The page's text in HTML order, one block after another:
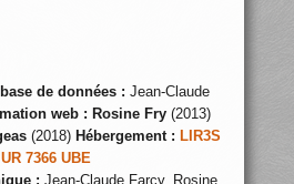
de données : Jean-Claude
web : Rosine Fry(2013)
(2018) Hébergement : LIR3S
UR 7366 UBE
: Jean-Claude Farcy, Rosine